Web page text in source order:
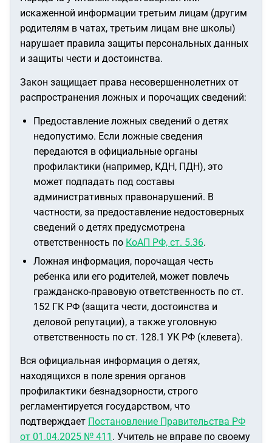
искаженной информации третьим лицам (другим
родителям в чатах, третьим лицам вне школы)
нарушает правила защиты персональных данных
и защиты чести и достоинства.
Закон защищает права несовершеннолетних от
распространения ложных и порочащих сведений:
Предоставление ложных сведений о детях
недопустимо. Если ложные сведения
передаются в официальные органы
профилактики (например, КДН, ПДН), это
может подпадать под составы
административных правонарушений. В
частности, за предоставление недостоверных
сведений о детях предусмотрена
ответственность по КоАП РФ, ст. 5.36.
Ложная информация, порочащая честь
ребенка или его родителей, может повлечь
гражданско-правовую ответственность по ст.
152 ГК РФ (защита чести, достоинства и
деловой репутации), а также уголовную
ответственность по ст. 128.1 УК РФ (клевета).
Вся официальная информация о детях,
находящихся в поле зрения органов
профилактики безнадзорности, строго
регламентируется государством, что
подтверждает Постановление Правительства РФ
от 01.04.2025 № 411 . Учитель не вправе по своему